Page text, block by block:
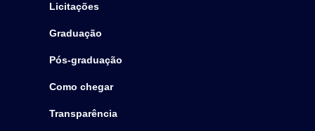
Licitações
Graduação
Pós-graduação
Como chegar
Transparência